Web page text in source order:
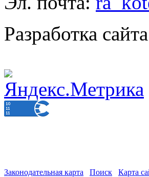
Разработка
Законодательная карта Поиск Карта